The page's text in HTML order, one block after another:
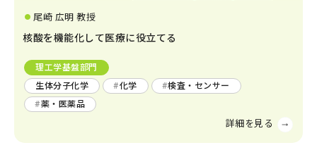
尾崎 広明 教授
核酸を機能化して医療に役立てる
理工学基盤部門
生体分子化学
化学
検査・センサー
薬・医薬品